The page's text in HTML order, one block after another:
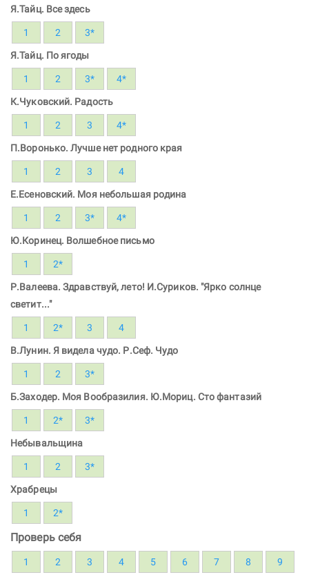
Я.Тайц. Все здесь
1 2 3*
Я.Тайц. По ягоды
1 2 3* 4*
К.Чуковский. Радость
1 2 3 4*
П.Воронько. Лучше нет родного края
1 2 3 4
Е.Есеновский. Моя небольшая родина
1 2 3* 4*
Ю.Коринец. Волшебное письмо
1 2*
Р.Валеева. Здравствуй, лето! И.Суриков. "Ярко солнце
светит..."
1 2* 3 4
В.Лунин. Я видела чудо. Р.Сеф. Чудо
1 2 3*
Б.Заходер. Моя Вообразилия. Ю.Мориц. Сто фантазий
1 2* 3*
Небывальщина
1 2 3*
Храбрецы
1 2*
Проверь себя
1 2 3 4 5 6 7 8 9